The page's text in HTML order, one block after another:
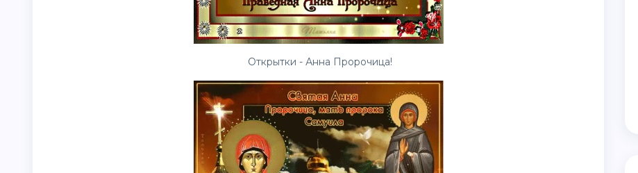
Открытки - Анна Пророчица!